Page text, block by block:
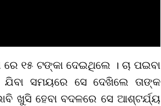
୧୫ ଟଙ୍କା ଦେଇଥିଲେ । ଚା ପଇବା
ସମୟରେ ସେ ଦେଖିଲେ ତାଙ୍କ
ଖୁସି ହେବା ବଦଳରେ ସେ ଆଶ୍ଟର୍ଯ୍ୟ